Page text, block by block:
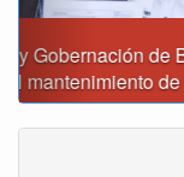
Reporte del